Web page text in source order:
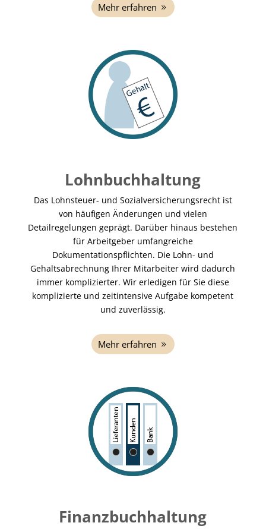
Mehr erfahren
Lohnbuchhaltung
Das Lohnsteuer- und Sozialversicherungsrecht ist
von häufigen Änderungen und vielen
Detailregelungen geprägt. Darüber hinaus bestehen
für Arbeitgeber umfangreiche
Dokumentationspflichten. Die Lohn- und
Gehaltsabrechnung Ihrer Mitarbeiter wird dadurch
immer komplizierter. Wir erledigen für Sie diese
komplizierte und zeitintensive Aufgabe kompetent
und zuverlässig.
Mehr erfahren
Finanzbuchhaltung